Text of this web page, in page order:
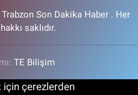
Son Dakika Haber . Her
hakkı saklıdır.
TE Bilişim
için çerezlerden